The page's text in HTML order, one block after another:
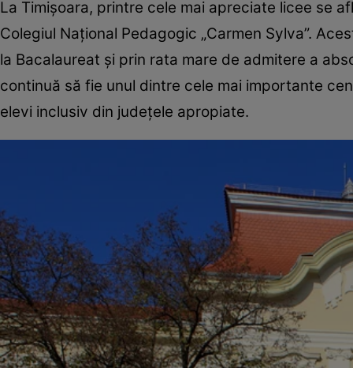
La Timișoara, printre cele mai apreciate licee se
Colegiul Național Pedagogic „Carmen Sylva”.
la Bacalaureat și prin rata mare de admitere a
continuă să fie unul dintre cele mai importante
elevi inclusiv din județele apropiate.